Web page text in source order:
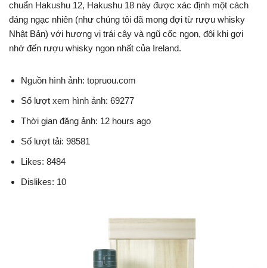
chuẩn Hakushu 12, Hakushu 18 này được xác định một cách
đáng ngạc nhiên (như chúng tôi đã mong đợi từ rượu whisky
Nhật Bản) với hương vị trái cây và ngũ cốc ngon, đôi khi gợi
nhớ đến rượu whisky ngon nhất của Ireland.
Nguồn hình ảnh: topruou.com
Số lượt xem hình ảnh: 69277
Thời gian đăng ảnh: 12 hours ago
Số lượt tải: 98581
Likes: 8484
Dislikes: 10